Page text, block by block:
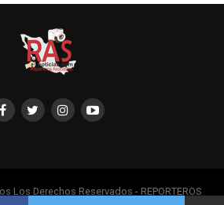
Los Derechos Reservados - REPORTEROS